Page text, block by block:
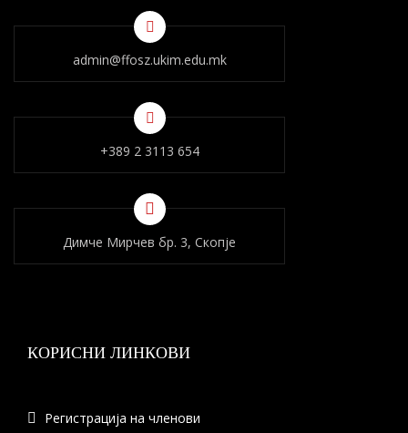
admin@ffosz.ukim.edu.mk
+389 2 3113 654
Димче Мирчев бр. 3, Скопје
КОРИСНИ ЛИНКОВИ
Регистрација на членови